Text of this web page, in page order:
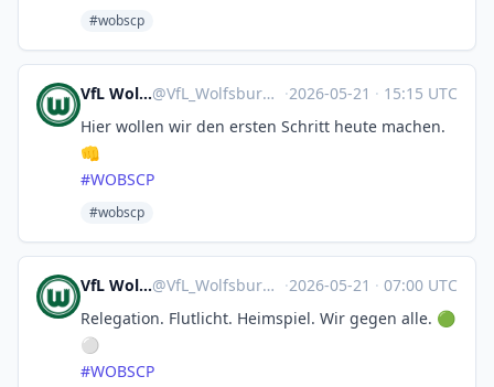
#wobscp
VfL Wolfsburg 🤖@VfL_Wolfsburg@sportsbots.xyz ·2026-05-21 · 15:15 UTC
Hier wollen wir den ersten Schritt heute machen.
👊
#WOBSCP
#wobscp
VfL Wolfsburg 🤖@VfL_Wolfsburg@sportsbots.xyz ·2026-05-21 · 07:00 UTC
Relegation. Flutlicht. Heimspiel. Wir gegen alle. 🟢
⚪️
#WOBSCP